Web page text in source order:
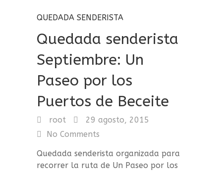
QUEDADA SENDERISTA
Quedada senderista
Septiembre: Un
Paseo por los
Puertos de Beceite
root
29 agosto, 2015
No Comments
Quedada senderista organizada para
recorrer la ruta de Un Paseo por los